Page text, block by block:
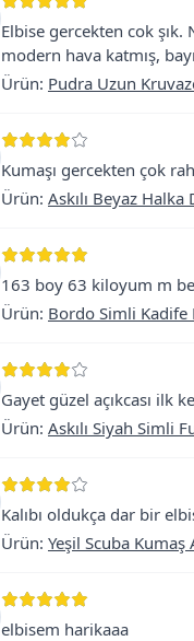
Elbise gercekten cok
modern hava katmış,
Ürün: Pudra Uzun
Kumaşı gercekten çok
Ürün: Askılı Beyaz
163 boy 63 kiloyum m
Ürün: Bordo Simli Kadife
Gayet güzel açıkcası ilk
Ürün: Askılı Siyah Simli
Kalıbı oldukça dar bir
Ürün: Yeşil Scuba Kumaş
elbisem harikaaa